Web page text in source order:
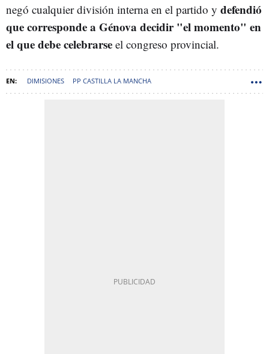
negó cualquier división interna en el partido y defendió
que corresponde a Génova decidir "el momento" en
el que debe celebrarse el congreso provincial.
DIMISIONES PP CASTILLA LA MANCHA